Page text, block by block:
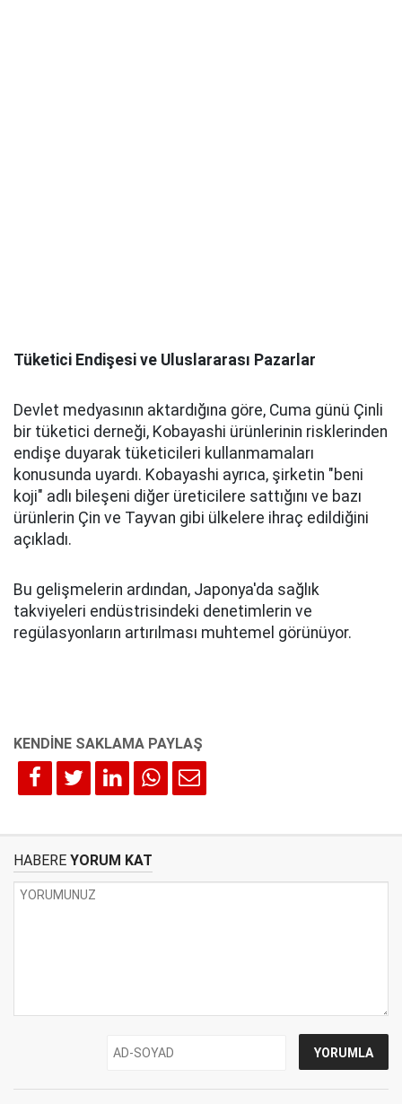
Tüketici Endişesi ve Uluslararası Pazarlar
Devlet medyasının aktardığına göre, Cuma günü Çinli
bir tüketici derneği, Kobayashi ürünlerinin risklerinden
endişe duyarak tüketicileri kullanmamaları
konusunda uyardı. Kobayashi ayrıca, şirketin "beni
koji" adlı bileşeni diğer üreticilere sattığını ve bazı
ürünlerin Çin ve Tayvan gibi ülkelere ihraç edildiğini
açıkladı.
Bu gelişmelerin ardından, Japonya'da sağlık
takviyeleri endüstrisindeki denetimlerin ve
regülasyonların artırılması muhtemel görünüyor.
HABERE YORUM KAT